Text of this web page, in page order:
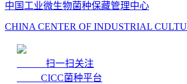
中国工业微生物菌种保藏管理中心
CHINA CENTER OF INDUSTRIAL
扫一扫关注
CICC菌种平台